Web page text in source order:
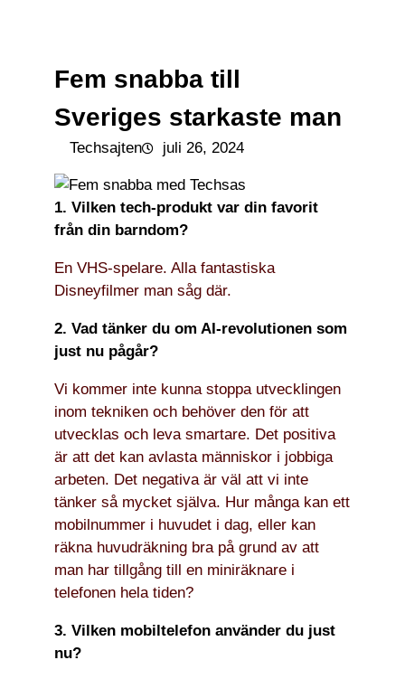
Fem snabba till
Sveriges starkaste man
Techsajten juli 26, 2024
1. Vilken tech-produkt var din favorit
från din barndom?
En VHS-spelare. Alla fantastiska
Disneyfilmer man såg där.
2. Vad tänker du om AI-revolutionen som
just nu pågår?
Vi kommer inte kunna stoppa utvecklingen
inom tekniken och behöver den för att
utvecklas och leva smartare. Det positiva
är att det kan avlasta människor i jobbiga
arbeten. Det negativa är väl att vi inte
tänker så mycket själva. Hur många kan ett
mobilnummer i huvudet i dag, eller kan
räkna huvudräkning bra på grund av att
man har tillgång till en miniräknare i
telefonen hela tiden?
3. Vilken mobiltelefon använder du just
nu?